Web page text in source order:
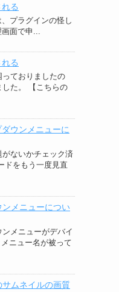
る
プラグインの怪し
面で申...
る
ておりましたの
た。 【こちらの
ウンメニューに
ないかチェック済
ドをもう一度見直
メニューについ
メニューがデバイ
ニュー名が被って
サムネイルの画質